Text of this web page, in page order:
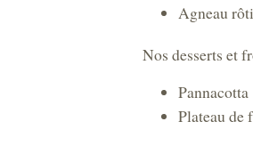
Agneau
Nos desserts et
Plateau de